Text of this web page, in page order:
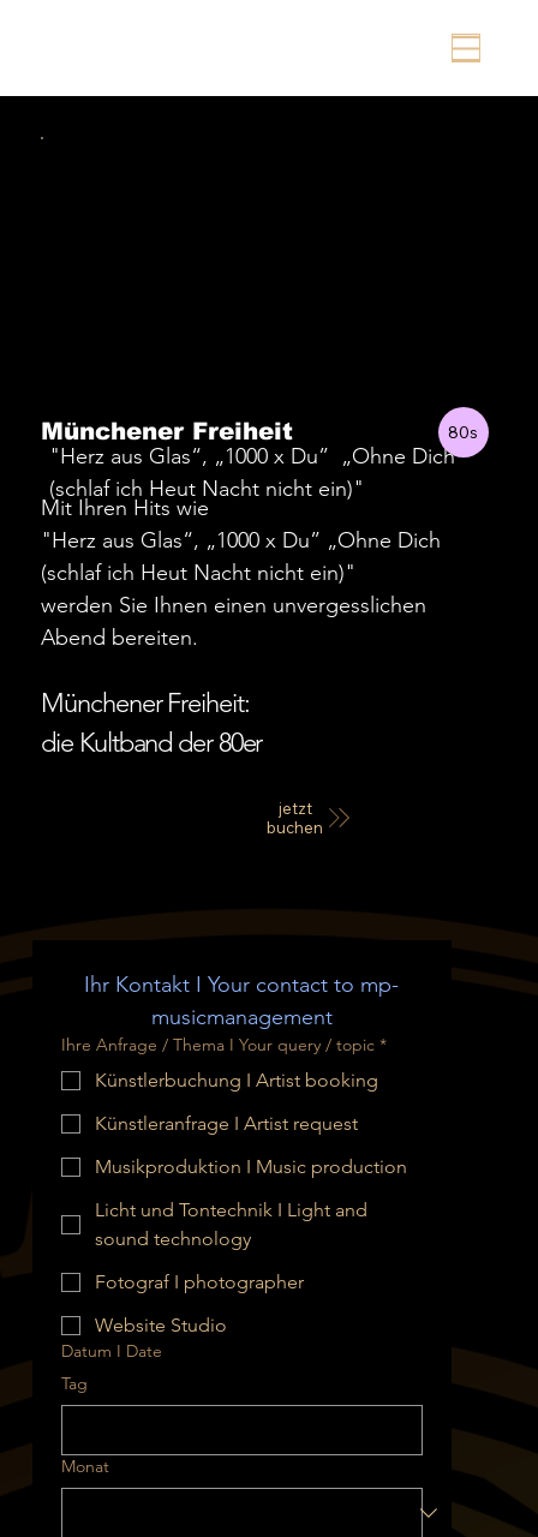
Münchener Freiheit
"Herz aus Glas“, „1000 x Du” „Ohne Dich
(schlaf ich Heut Nacht nicht ein)"
80s
Mit Ihren Hits wie
"Herz aus Glas“, „1000 x Du” „Ohne Dich
(schlaf ich Heut Nacht nicht ein)"
werden Sie Ihnen einen unvergesslichen
Abend bereiten.
jetzt
buchen
Münchener Freiheit:
die Kultband der 80er
Ihr Kontakt I Your contact to mp-
musicmanagement
Ihre Anfrage / Thema I Your query / topic *
Künstlerbuchung I Artist booking
Künstleranfrage I Artist request
Musikproduktion I Music production
Licht und Tontechnik I Light and
sound technology
Fotograf I photographer
Website Studio
Datum I Date
Tag
Monat